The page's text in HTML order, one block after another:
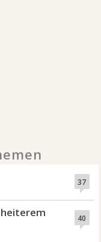
37
40
heiterem